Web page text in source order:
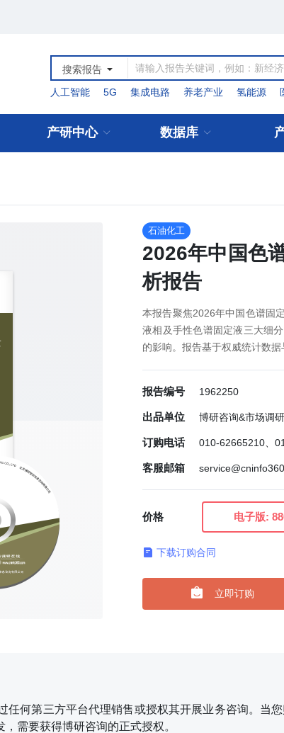
搜索报告
人工智能
5G 集成电路 养老产业 氢能源
产研中心 数据库
石油化工
2026年中国色
析报告
本报告聚焦2026年中国色谱固
液相及手性色谱固定液三大细
的影响。报告基于权威统计数
报告编号 1962250
出品单位 博研咨询&市场调
订购电话 010-62665210、
客服邮箱
价格 电子版:
 下载订购合同
立即订购
何第三方平台代理销售或授权其开展业务咨询。当
需要获得博研咨询的正式授权。